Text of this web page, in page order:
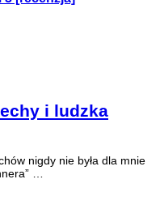
i ludzka
nigdy nie była dla mnie
…